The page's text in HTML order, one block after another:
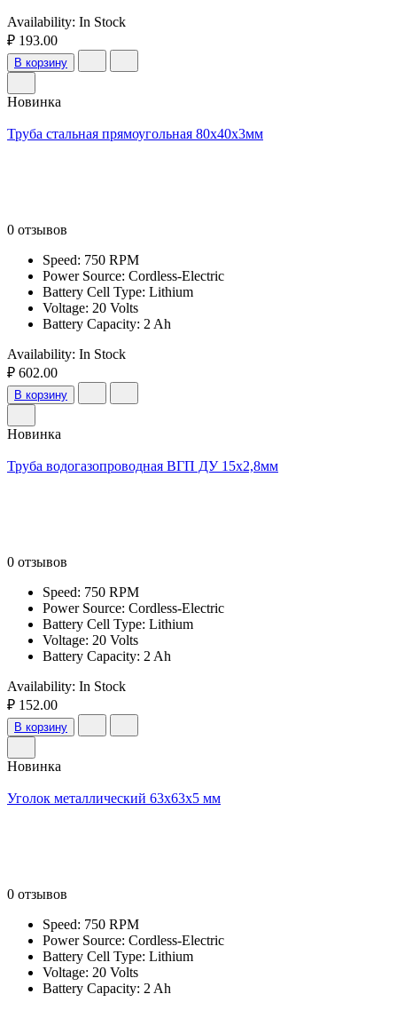
Availability: In Stock
₽ 193.00
В корзину
Новинка
Труба стальная прямоугольная 80х40х3мм
0 отзывов
Speed: 750 RPM
Power Source: Cordless-Electric
Battery Cell Type: Lithium
Voltage: 20 Volts
Battery Capacity: 2 Ah
Availability: In Stock
₽ 602.00
В корзину
Новинка
Труба водогазопроводная ВГП ДУ 15х2,8мм
0 отзывов
Speed: 750 RPM
Power Source: Cordless-Electric
Battery Cell Type: Lithium
Voltage: 20 Volts
Battery Capacity: 2 Ah
Availability: In Stock
₽ 152.00
В корзину
Новинка
Уголок металлический 63x63x5 мм
0 отзывов
Speed: 750 RPM
Power Source: Cordless-Electric
Battery Cell Type: Lithium
Voltage: 20 Volts
Battery Capacity: 2 Ah